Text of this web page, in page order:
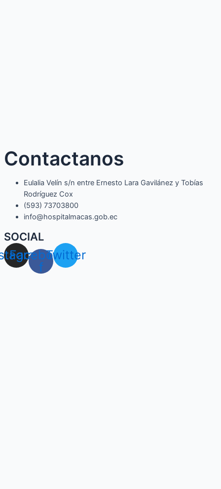
Contactanos
Eulalia Velín s/n entre Ernesto Lara Gavilánez y Tobías
Rodríguez Cox
(593) 73703800​
info@hospitalmacas.gob.ec
SOCIAL
Facebook-
f
Twitter